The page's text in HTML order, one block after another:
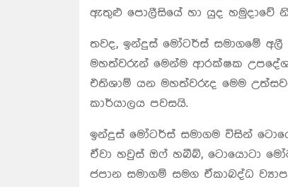
ඇතුළු පොලීසියේ හා යුද හමුදාවේ
තවද, ඉන්දුස් මෝටර්ස් සමාගමේ
මහත්වරුන් මෙන්ම ආරක්ෂක
එතිශාම් යන මහත්වරුද මෙම
කාර්යාලය පවසයි.
ඉන්දුස් මෝටර්ස් සමාගම විසින්
ඒවා හවුස් ඔෆ් හබීබ්, ටොයොටා
ජපාන සමාගම් සමග ඒකාබද්ධ